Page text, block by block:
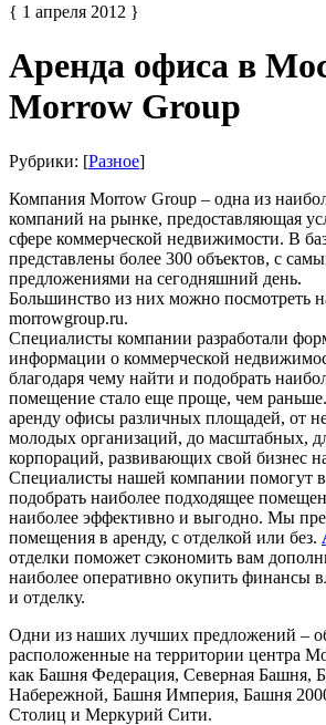
{ 1 апреля 2012 }
Аренда офиса в
Morrow Group
Рубрики: [Разное]
Компания Morrow Group – одна из
компаний на рынке, предоставляющая
сфере коммерческой недвижимости. В
представлены более 300 объектов, с
предложениями на сегодняшний день.
Большинство из них можно посмотреть
morrowgroup.ru.
Специалисты компании разработали
информации о коммерческой
благодаря чему найти и подобрать
помещение стало еще проще, чем
аренду офисы различных площадей, от
молодых организаций, до масштабных,
корпораций, развивающих свой бизнес
Специалисты нашей компании помогут
подобрать наиболее подходящее
наиболее эффективно и выгодно. Мы
помещения в аренду, с отделкой или без.
отделки поможет сэкономить вам
наиболее оперативно окупить финансы
и отделку.
Одни из наших лучших предложений –
расположенные на территории центра
как Башня Федерация, Северная Башня,
Набережной, Башня Империя, Башня
Столиц и Меркурий Сити.